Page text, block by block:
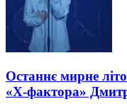
Останнє мирне
«Х-фактора»